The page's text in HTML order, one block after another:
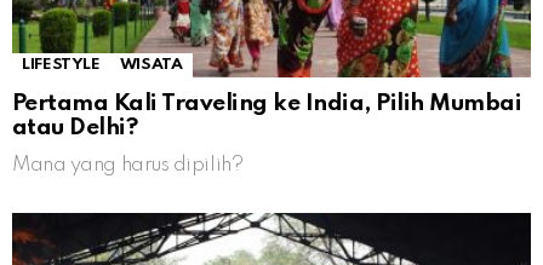
LIFESTYLE WISATA
Pertama Kali Traveling ke India, Pilih Mumbai
atau Delhi?
Mana yang harus dipilih?